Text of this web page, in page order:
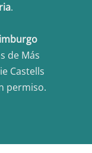
.
de Más
Castells
permiso.